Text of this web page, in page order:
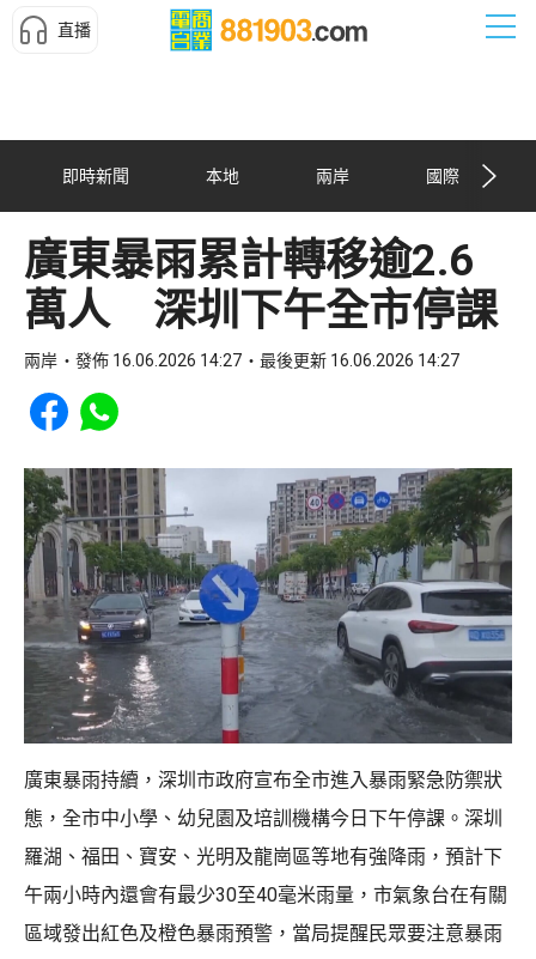
直播
即時新聞 本地 兩岸 國際
廣東暴雨累計轉移逾2.6
萬人 深圳下午全市停課
兩岸 發佈 16.06.2026 14:27 最後更新 16.06.2026 14:27
Share to Facebook
Share to WhatsApp
廣東暴雨持續，深圳市政府宣布全市進入暴雨緊急防禦狀
態，全市中小學、幼兒園及培訓機構今日下午停課。深圳
羅湖、福田、寶安、光明及龍崗區等地有強降雨，預計下
午兩小時內還會有最少30至40毫米雨量，市氣象台在有關
區域發出紅色及橙色暴雨預警，當局提醒民眾要注意暴雨